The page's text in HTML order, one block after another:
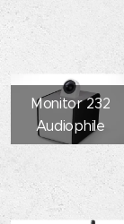
Monitor 232
Audiophile